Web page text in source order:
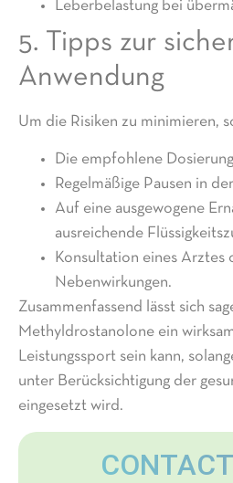
Leberbelastung bei
5. Tipps zur
Anwendung
Um die Risiken zu minimieren,
Die empfohlene
Regelmäßige Pausen in
Auf eine ausgewogene
ausreichende
Konsultation eines Arztes
Nebenwirkungen.
Zusammenfassend lässt sich
Methyldrostanolone ein
Leistungssport sein kann,
unter Berücksichtigung der
eingesetzt wird.